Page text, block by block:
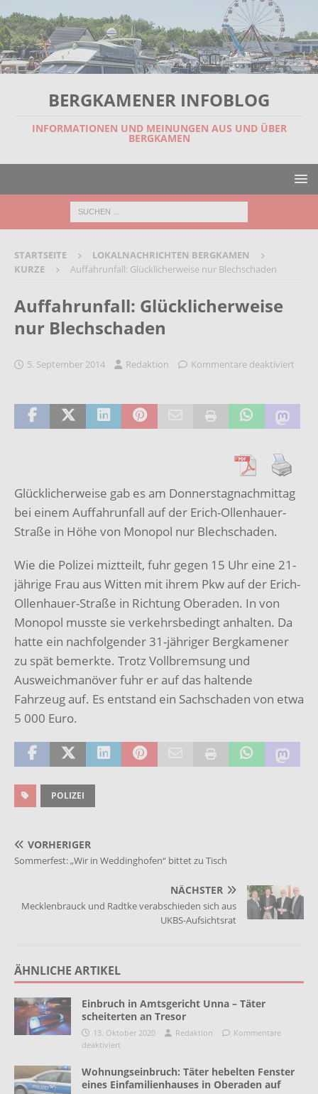
BERGKAMENER INFOBLOG
INFORMATIONEN UND MEINUNGEN AUS UND ÜBER
BERGKAMEN
STARTSEITE
LOKALNACHRICHTEN BERGKAMEN
KURZE
Auffahrunfall: Glücklicherweise nur Blechschaden
Auffahrunfall: Glücklicherweise
nur Blechschaden
5. September 2014 Redaktion Kommentare deaktiviert
Glücklicherweise gab es am Donnerstagnachmittag
bei einem Auffahrunfall auf der Erich-Ollenhauer-
Straße in Höhe von Monopol nur Blechschaden.
Wie die Polizei miztteilt, fuhr gegen 15 Uhr eine 21-
jährige Frau aus Witten mit ihrem Pkw auf der Erich-
Ollenhauer-Straße in Richtung Oberaden. In von
Monopol musste sie verkehrsbedingt anhalten. Da
hatte ein nachfolgender 31-jähriger Bergkamener
zu spät bemerkte. Trotz Vollbremsung und
Ausweichmanöver fuhr er auf das haltende
Fahrzeug auf. Es entstand ein Sachschaden von etwa
5 000 Euro.
POLIZEI
VORHERIGER
Sommerfest: „Wir in Weddinghofen“ bittet zu Tisch
NÄCHSTER
Mecklenbrauck und Radtke verabschieden sich aus
UKBS-Aufsichtsrat
ÄHNLICHE ARTIKEL
Einbruch in Amtsgericht Unna – Täter
scheiterten an Tresor
13. Oktober 2020 Redaktion
Kommentare
deaktiviert
Wohnungseinbruch: Täter hebelten Fenster
eines Einfamilienhauses in Oberaden auf